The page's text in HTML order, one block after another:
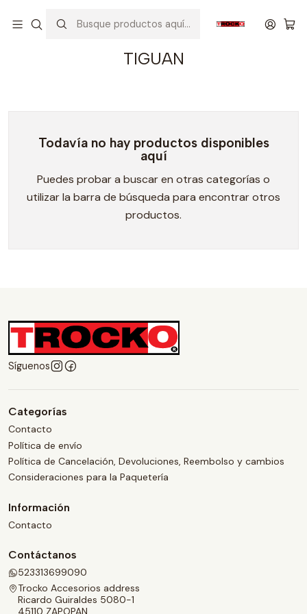
TIGUAN
Todavía no hay productos disponibles
aquí
Puedes probar a buscar en otras categorías o
utilizar la barra de búsqueda para encontrar otros
productos.
Síguenos
Categorías
Contacto
Política de envío
Política de Cancelación, Devoluciones, Reembolso y cambios
Consideraciones para la Paquetería
Información
Contacto
Contáctanos
523313699090
Trocko Accesorios address
Ricardo Guiraldes 5080-1